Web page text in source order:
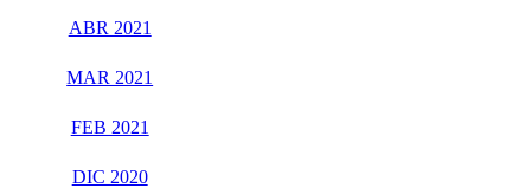
ABR 2021
MAR 2021
FEB 2021
DIC 2020